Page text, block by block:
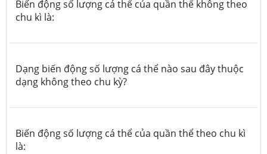
Biến động số lượng cá thể của quần thể không theo
chu kì là:
Dạng biến động số lượng cá thể nào sau đây thuộc
dạng không theo chu kỳ?
Biến động số lượng cá thể của quần thể theo chu kì
là: